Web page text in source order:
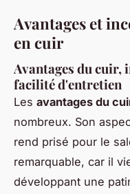
Avantages et
en cuir
Avantages du cuir,
facilité d'entretien
Les avantages du
nombreux. Son
rend prisé pour le
remarquable, car il
développant une